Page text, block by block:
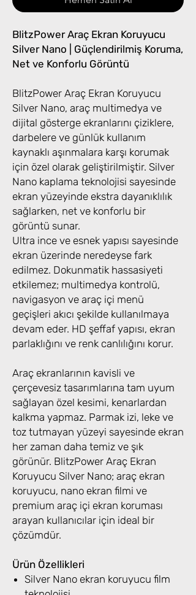
BlitzPower Araç Ekran Koruyucu
Silver Nano | Güçlendirilmiş Koruma,
Net ve Konforlu Görüntü
BlitzPower Araç Ekran Koruyucu
Silver Nano, araç multimedya ve
dijital gösterge ekranlarını çiziklere,
darbelere ve günlük kullanım
kaynaklı aşınmalara karşı korumak
için özel olarak geliştirilmiştir. Silver
Nano kaplama teknolojisi sayesinde
ekran yüzeyinde ekstra dayanıklılık
sağlarken, net ve konforlu bir
görüntü sunar.
Ultra ince ve esnek yapısı sayesinde
ekran üzerinde neredeyse fark
edilmez. Dokunmatik hassasiyeti
etkilemez; multimedya kontrolü,
navigasyon ve araç içi menü
geçişleri akıcı şekilde kullanılmaya
devam eder. HD şeffaf yapısı, ekran
parlaklığını ve renk canlılığını korur.
Araç ekranlarının kavisli ve
çerçevesiz tasarımlarına tam uyum
sağlayan özel kesimi, kenarlardan
kalkma yapmaz. Parmak izi, leke ve
toz tutmayan yüzeyi sayesinde ekran
her zaman daha temiz ve şık
görünür. BlitzPower Araç Ekran
Koruyucu Silver Nano; araç ekran
koruyucu, nano ekran filmi ve
premium araç içi ekran koruması
arayan kullanıcılar için ideal bir
çözümdür.
Ürün Özellikleri
Silver Nano ekran koruyucu film